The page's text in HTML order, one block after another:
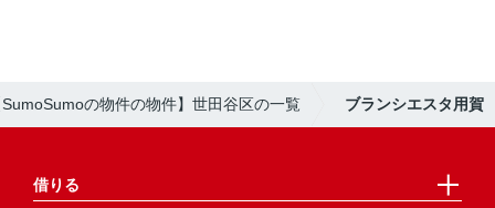
の物件の物件】世田谷区の一覧 ブランシエスタ用賀
借りる